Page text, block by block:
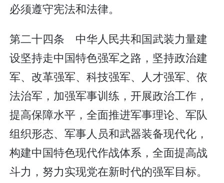
必须遵守宪法和法律。
第二十四条 中华人民共和国武装力量建
设坚持走中国特色强军之路，坚持政治建
军、改革强军、科技强军、人才强军、依
法治军，加强军事训练，开展政治工作，
提高保障水平，全面推进军事理论、军队
组织形态、军事人员和武器装备现代化，
构建中国特色现代作战体系，全面提高战
斗力，努力实现党在新时代的强军目标。